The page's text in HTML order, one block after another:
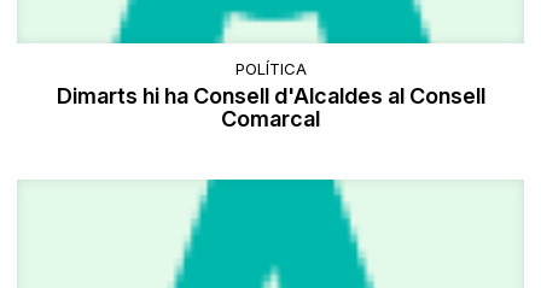
POLÍTICA
Dimarts hi ha Consell d'Alcaldes al Consell
Comarcal